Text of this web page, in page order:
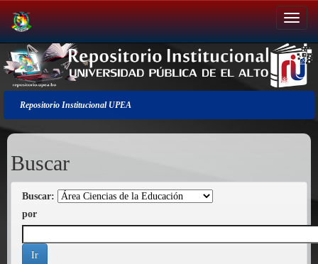
Salir
de
la
navegación
Repositorio Institucional UPEA
Buscar
Buscar:
por